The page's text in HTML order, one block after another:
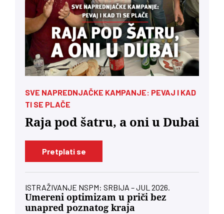
SVE NAPREDNJAČKE KAMPANJE: PEVAJ I KAD
TI SE PLAČE
Raja pod šatru, a oni u Dubai
Pretplati se
ISTRAŽIVANJE NSPM: SRBIJA – JUL 2026.
Umereni optimizam u priči bez
unapred poznatog kraja